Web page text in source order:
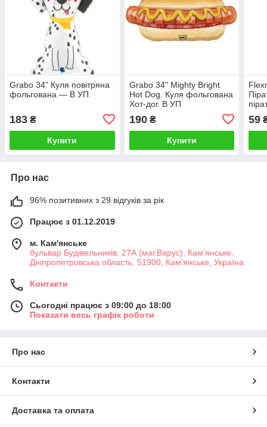
Grabo 34" Куля повітряна
фольгована — В УП
183 ₴
Купити
Grabo 34" Mighty Bright
Hot Dog. Куля фольгована
Хот-дог. В УП
190₴
Купити
59
Про нас
96% позитивних з 29 відгуків за рік
Працює з 01.12.2019
м. Кам'янське
бульвар Будівельників, 27А (маг.Варус), Кам’янське,
Дніпропетровська область, 51900, Кам'янське, Україна
Контакти
Сьогодні працює з 09:00 до 18:00
Показати весь графік роботи
Про нас
Контакти
Доставка та оплата